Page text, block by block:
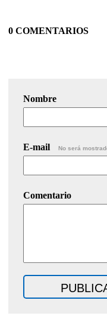
0 COMENTARIOS
Nombre
E-mail No será
Comentario